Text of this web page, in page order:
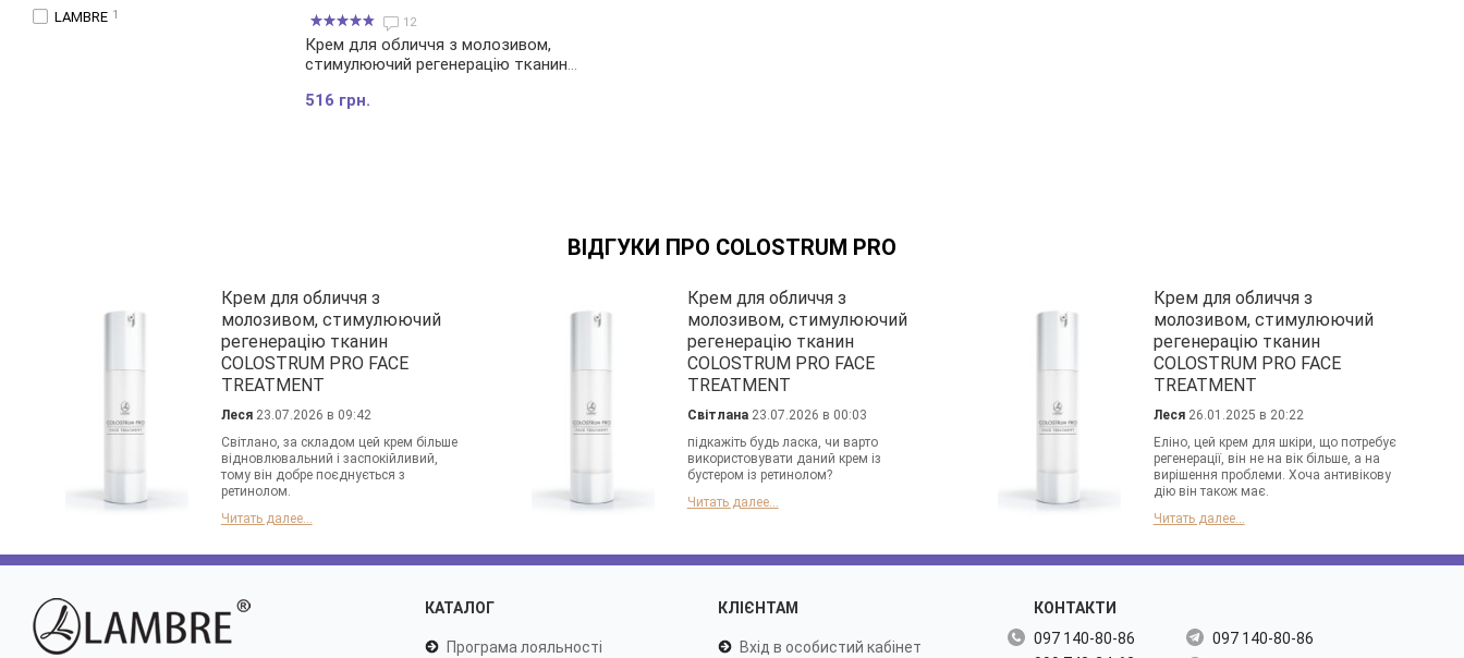
12
Крем для обличчя з молозивом,
стимулюючий регенерацію тканин
516 грн.
LAMBRE 1
ВІДГУКИ ПРО COLOSTRUM PRO
Крем для обличчя з
молозивом, стимулюючий
регенерацію тканин
COLOSTRUM PRO FACE
TREATMENT
Леся23.07.2026 в 09:42
Світлано, за складом цей крем більше
відновлювальний і заспокійливий,
тому він добре поєднується з
ретинолом.
Читать далее...
Крем для обличчя з
молозивом, стимулюючий
регенерацію тканин
COLOSTRUM PRO FACE
TREATMENT
Світлана23.07.2026 в 00:03
підкажіть будь ласка, чи варто
використовувати даний крем із
бустером із ретинолом?
Читать далее...
Крем для обличчя з
молозивом, стимулюючий
регенерацію тканин
COLOSTRUM PRO FACE
TREATMENT
Леся26.01.2025 в 20:22
Еліно, цей крем для шкіри, що потребує
регенерації, він не на вік більше, а на
вирішення проблеми. Хоча антивікову
дію він також має.
Читать далее...
КАТАЛОГ
Програма лояльності
КЛІЄНТАМ
Вхід в особистий кабінет
КОНТАКТИ
097 140-80-86
097 140-80-86